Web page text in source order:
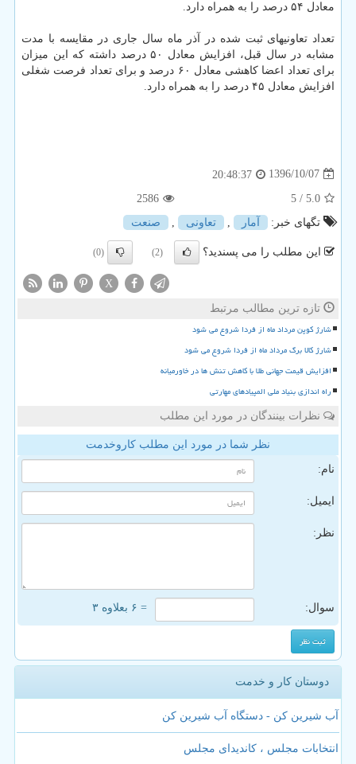
معادل ۵۴ درصد را به همراه دارد.
تعداد تعاونیهای ثبت شده در آذر ماه سال جاری در مقایسه با مدت
مشابه در سال قبل، افزایش معادل ۵۰ درصد داشته كه این میزان
برای تعداد اعضا كاهشی معادل ۶۰ درصد و برای تعداد فرصت شغلی
افزایش معادل ۴۵ درصد را به همراه دارد.
1396/10/07
20:48:37
5.0
/ 5
2586
تگهای خبر:
آمار , تعاونی , صنعت
این مطلب را می پسندید؟ (2)
(0)
X
تازه ترین مطالب مرتبط
شارژ کوپن مرداد ماه از فردا شروع می شود
شارژ کالا برگ مرداد ماه از فردا شروع می شود
افزایش قیمت جهانی طلا با کاهش تنش ها در خاورمیانه
راه اندازی بنیاد ملی المپیادهای مهارتی
نظرات بینندگان در مورد این مطلب
نظر شما در مورد این مطلب کاروخدمت
نام:
ایمیل:
نظر:
سوال: = ۶ بعلاوه ۳
دوستان کار و خدمت
آب شیرین کن - دستگاه آب شیرین کن
انتخابات مجلس ، کاندیدای مجلس